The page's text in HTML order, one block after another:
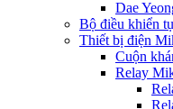
Dae
Bộ điều khiển
Thiết bị điện
Cuộn
Relay